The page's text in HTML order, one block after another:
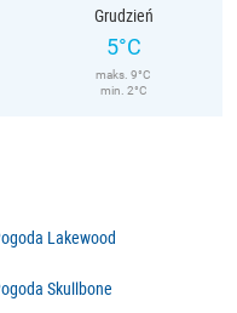
Grudzień
5°C
maks. 9°C
min. 2°C
Lakewood
Skullbone